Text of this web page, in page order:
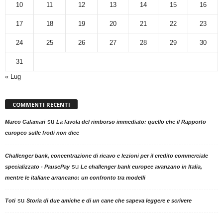
10 11 12 13 14 15 16
17 18 19 20 21 22 23
24 25 26 27 28 29 30
31
« Lug
COMMENTI RECENTI
Marco Calamarisu La favola del rimborso immediato: quello che il Rapporto
europeo sulle frodi non dice
Challenger bank, concentrazione di ricavo e lezioni per il credito commerciale
specializzato - PausePaysu Le challenger bank europee avanzano in Italia,
mentre le italiane arrancano: un confronto tra modelli
Totisu Storia di due amiche e di un cane che sapeva leggere e scrivere